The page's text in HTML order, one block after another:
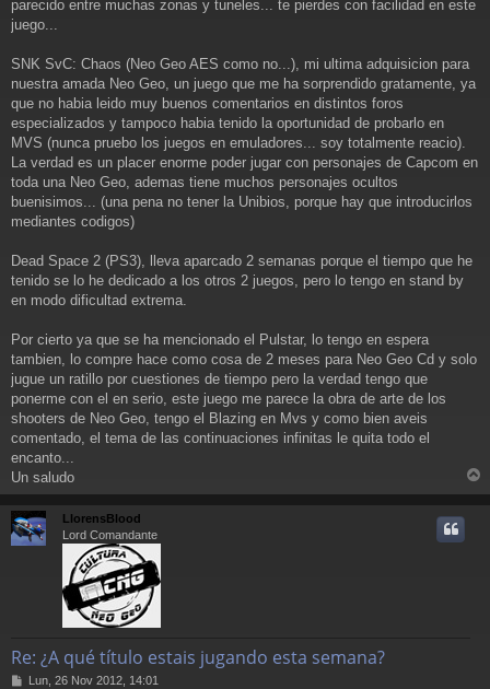
parecido entre muchas zonas y tuneles... te pierdes con facilidad en este
juego...
SNK SvC: Chaos (Neo Geo AES como no...), mi ultima adquisicion para
nuestra amada Neo Geo, un juego que me ha sorprendido gratamente, ya
que no habia leido muy buenos comentarios en distintos foros
especializados y tampoco habia tenido la oportunidad de probarlo en
MVS (nunca pruebo los juegos en emuladores... soy totalmente reacio).
La verdad es un placer enorme poder jugar con personajes de Capcom en
toda una Neo Geo, ademas tiene muchos personajes ocultos
buenisimos... (una pena no tener la Unibios, porque hay que introducirlos
mediantes codigos)
Dead Space 2 (PS3), lleva aparcado 2 semanas porque el tiempo que he
tenido se lo he dedicado a los otros 2 juegos, pero lo tengo en stand by
en modo dificultad extrema.
Por cierto ya que se ha mencionado el Pulstar, lo tengo en espera
tambien, lo compre hace como cosa de 2 meses para Neo Geo Cd y solo
jugue un ratillo por cuestiones de tiempo pero la verdad tengo que
ponerme con el en serio, este juego me parece la obra de arte de los
shooters de Neo Geo, tengo el Blazing en Mvs y como bien aveis
comentado, el tema de las continuaciones infinitas le quita todo el
encanto...
Un saludo
r
LlorensBlood
Lord Comandante
Re: ¿A qué título estais jugando esta semana?
M Lun, 26 Nov 2012, 14:01